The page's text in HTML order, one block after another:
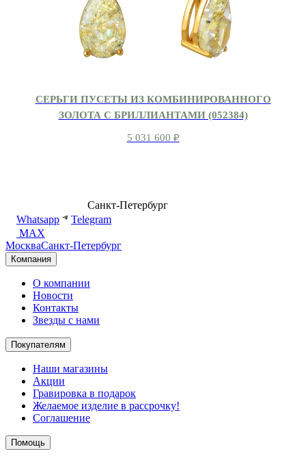
СЕРЬГИ ПУСЕТЫ ИЗ КОМБИНИРОВАННОГО
ЗОЛОТА С БРИЛЛИАНТАМИ (052384)
5 031 600 ₽
Санкт-Петербург
Whatsapp
Telegram
MAX
МоскваСанкт-Петербург
Компания
О компании
Новости
Контакты
Звезды с нами
Покупателям
Наши магазины
Акции
Гравировка в подарок
Желаемое изделие в рассрочку!
Соглашение
Помощь